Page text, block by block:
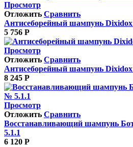
Просмотр
Отложить Сравнить
Антисеборейный шампунь
5 756 Р
Просмотр
Отложить Сравнить
Антисеборейный шампунь
8 245 Р
Просмотр
Отложить Сравнить
Восстанавливающий шампунь
5.1.1
6 120 Р